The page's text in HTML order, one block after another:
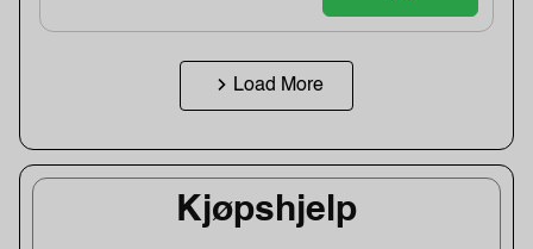
Kjøpshjelp
Load More